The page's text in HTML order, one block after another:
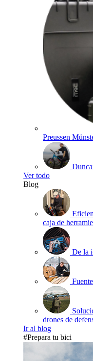
Preussen
Ver todo
Blog
caja de
De la
drones de
Ir al blog
#Prepara tu bici